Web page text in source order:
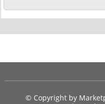
© Copyright by